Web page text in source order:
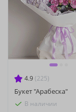
4.9 (225)
Букет "Арабеска"
В наличии